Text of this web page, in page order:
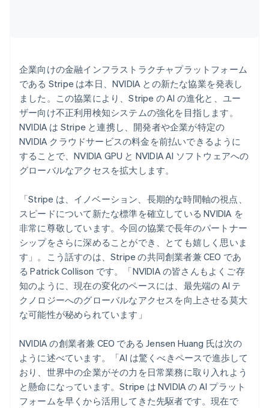
カーボンリムーバル
Identity
オンライン本人確認
Stripe Sessions 2026
Stripe が AI の経済インフラをどのように構築しているかを
こちらをご覧ください
企業向けの金融インフラストラクチャプラットフォーム
である Stripe は本日、NVIDIA との新たな協業を発表し
ました。この協業により、Stripe の AI の進化と、ユー
ザー向け不正利用検知システムの強化を目指します。
NVIDIA は Stripe と連携し、開発者や企業が特定の
NVIDIA クラウドサービスの料金を前払いできるように
することで、NVIDIA GPU と NVIDIA AI ソフトウェアへの
グローバルなアクセスを拡大します。
「Stripe は、イノベーション、長期的な時間軸の視点、
スピードについて新たな標準を確立している NVIDIA を
非常に尊敬しています。今回の協業で長年のパートナー
シップをさらに深めることができ、とても嬉しく思いま
す」。こう話すのは、Stripe の共同創業者兼 CEO であ
る Patrick Collison です。「NVIDIA の皆さんもよくご存
知のように、現在の変化のペースには、最先端の AI テ
クノロジーへのグローバルなアクセスを向上させる莫大
な可能性が秘められています」
NVIDIA の創業者兼 CEO である Jensen Huang 氏は次の
ように述べています。「AI は驚くべきペースで進歩して
おり、世界中の企業がその力を日常業務に取り入れよう
と懸命になっています。Stripe は NVIDIA の AI プラット
フォームを早くから活用してきた先駆者です。現在で
インド
English
エストニア
English
オーストラリア
English
オーストリア
DeutschEnglish
オランダ
カナダ
EnglishFrançais
キプロス
English
ギリシア
English
クロアチア
EnglishItaliano
ジブラルタル
English
シンガポール
スイス
DeutschFrançaisItaliano English
スウェーデン
Svenska English
スペイン
EspañolEnglish